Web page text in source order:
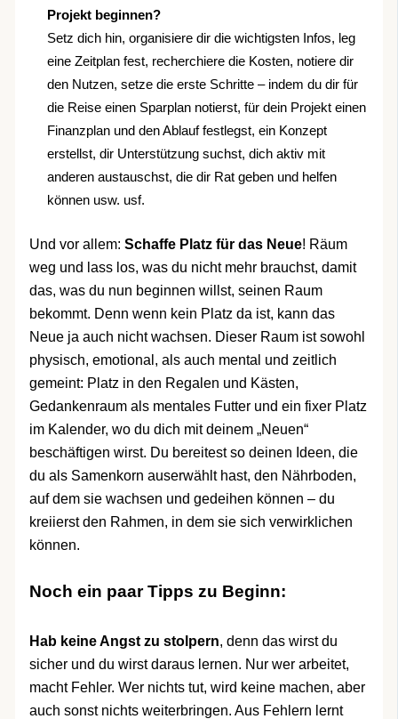
Projekt beginnen?
Setz dich hin, organisiere dir die wichtigsten Infos, leg
eine Zeitplan fest, recherchiere die Kosten, notiere dir
den Nutzen, setze die erste Schritte – indem du dir für
die Reise einen Sparplan notierst, für dein Projekt einen
Finanzplan und den Ablauf festlegst, ein Konzept
erstellst, dir Unterstützung suchst, dich aktiv mit
anderen austauschst, die dir Rat geben und helfen
können usw. usf.
Und vor allem: Schaffe Platz für das Neue! Räum
weg und lass los, was du nicht mehr brauchst, damit
das, was du nun beginnen willst, seinen Raum
bekommt. Denn wenn kein Platz da ist, kann das
Neue ja auch nicht wachsen. Dieser Raum ist sowohl
physisch, emotional, als auch mental und zeitlich
gemeint: Platz in den Regalen und Kästen,
Gedankenraum als mentales Futter und ein fixer Platz
im Kalender, wo du dich mit deinem „Neuen“
beschäftigen wirst. Du bereitest so deinen Ideen, die
du als Samenkorn auserwählt hast, den Nährboden,
auf dem sie wachsen und gedeihen können – du
kreiierst den Rahmen, in dem sie sich verwirklichen
können.
Noch ein paar Tipps zu Beginn:
Hab keine Angst zu stolpern, denn das wirst du
sicher und du wirst daraus lernen. Nur wer arbeitet,
macht Fehler. Wer nichts tut, wird keine machen, aber
auch sonst nichts weiterbringen. Aus Fehlern lernt